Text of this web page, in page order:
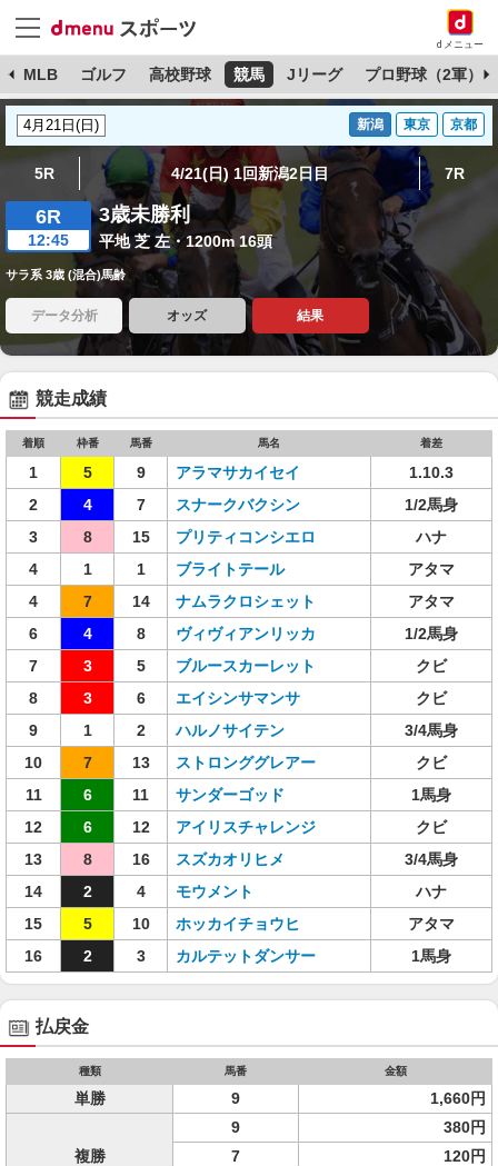
dメニュー
MLB ゴルフ 高校野球 競馬 Jリーグ プロ野球（2軍）
新潟 東京 京都
5R 4/21(日) 1回新潟2日目 7R
6R
12:45
3歳未勝利
平地 芝 左・1200m 16頭
サラ系 3歳 (混合)馬齢
データ分析 オッズ 結果
競走成績
着順 枠番 馬番 馬名 着差
1 5 9 アラマサカイセイ
1.10.3
2
4 7 スナークバクシン
1/2馬身
3
8 15 プリティコンシエロ
ハナ
4
1 1 ブライトテール
アタマ
4
7 14 ナムラクロシェット
アタマ
6
4 8 ヴィヴィアンリッカ
1/2馬身
7
3 5 ブルースカーレット
クビ
8
3 6 エイシンサマンサ
クビ
9
1 2 ハルノサイテン
3/4馬身
10
7 13 ストロンググレアー
クビ
11
6 11 サンダーゴッド
1馬身
12
6 12 アイリスチャレンジ
クビ
13
8 16 スズカオリヒメ
3/4馬身
14
2 4 モウメント
ハナ
15
5 10 ホッカイチョウヒ
アタマ
16
2 3 カルテットダンサー 1馬身
払戻金
種類 馬番 金額
単勝 9 1,660円
複勝
9
380円
7
120円